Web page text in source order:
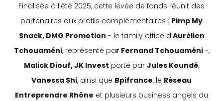
Finalisée à l’été 2025, cette levée de fonds réunit des
partenaires aux profils complémentaires : Pimp My
Snack, DMG Promotion - le family office d’Aurélien
Tchouaméni, représenté par Fernand Tchouaméni-,
Malick Diouf, JK Invest porté par Jules Koundé,
Vanessa Shi, ainsi que Bpifrance, le Réseau
Entreprendre Rhône et plusieurs business angels du